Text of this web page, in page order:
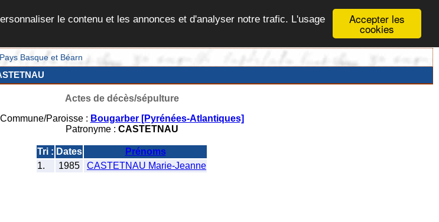
Accepter les
cookies
le contenu et les annonces et d'analyser notre trafic. L'usage
Basque et Béarn
Actes de décès/sépulture
Commune/Paroisse : Bougarber [Pyrénées-Atlantiques]
Patronyme : CASTETNAU
Tri : Dates
Prénoms
1.
1985 CASTETNAU Marie-Jeanne